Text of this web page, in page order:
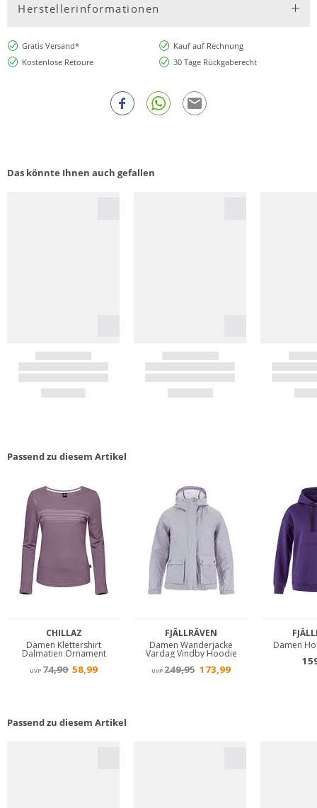
Herstellerinformationen
Gratis Versand*
Kauf auf Rechnung
Kostenlose Retoure
30 Tage Rückgaberecht
Das könnte Ihnen auch gefallen
Passend zu diesem Artikel
Passend zu diesem Artikel